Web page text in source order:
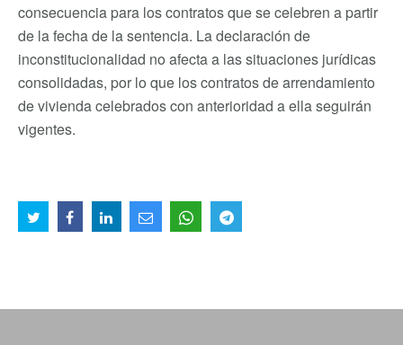
consecuencia para los contratos que se celebren a partir
de la fecha de la sentencia. La declaración de
inconstitucionalidad no afecta a las situaciones jurídicas
consolidadas, por lo que los contratos de arrendamiento
de vivienda celebrados con anterioridad a ella seguirán
vigentes.